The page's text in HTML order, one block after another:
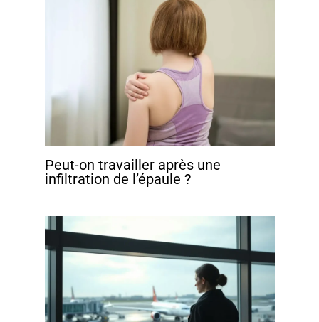
Peut-on travailler après une
infiltration de l’épaule ?